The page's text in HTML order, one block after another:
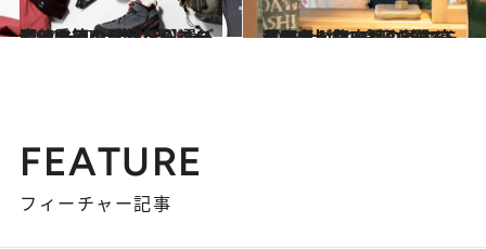
2024.1.17
寒い季節の日帰りハイクで使える！ アイテム選びの8ルール【全36選】 ～山ファッションからコーヒーまで～
ライフスタイル 2023.12.27
長野県・八ヶ岳の麓で楽しむ “土地の食彩と器”。移住者が築いた レトロモダンな人気店2軒を巡る
ライフスタイル
FEATURE
フィーチャー記事